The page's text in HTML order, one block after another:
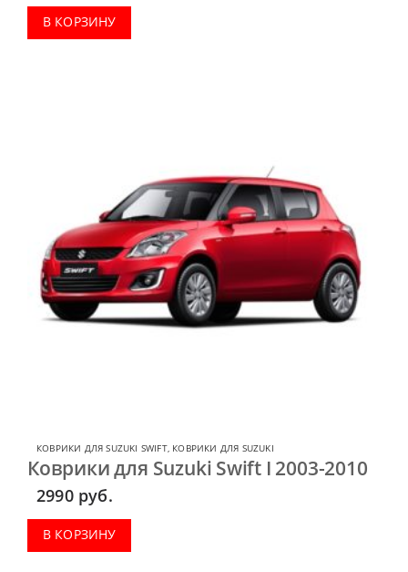
В КОРЗИНУ
КОВРИКИ ДЛЯ SUZUKI SWIFT, КОВРИКИ ДЛЯ SUZUKI
Коврики для Suzuki Swift I 2003-2010
2990 руб.
В КОРЗИНУ